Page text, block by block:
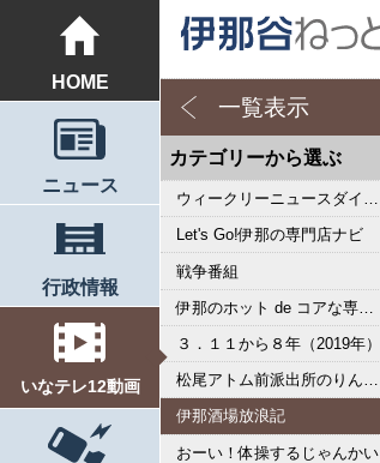
HOME
ニュース
行政情報
いなテレ12動画
一覧表示
カテゴリーから選ぶ
ウィークリーニュースダイジェスト
Let's Go!伊那の専門店ナビ
戦争番組
伊那のホット de コアな専門店ナビ
３．１１から８年（2019年）
松尾アトム前派出所のりんご長者の旅
伊那酒場放浪記
おーい！体操するじゃんかい